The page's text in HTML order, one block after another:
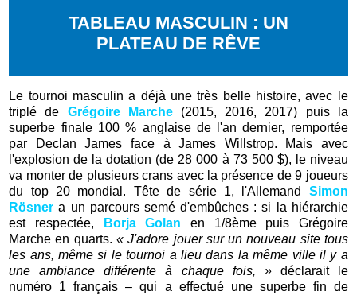
TABLEAU MASCULIN : UN
PLATEAU DE RÊVE
Le tournoi masculin a déjà une très belle histoire, avec le
triplé de Grégoire Marche(2015, 2016, 2017) puis la
superbe finale 100 % anglaise de l'an dernier, remportée
par Declan James face à James Willstrop. Mais avec
l'explosion de la dotation (de 28 000 à 73 500 $), le niveau
va monter de plusieurs crans avec la présence de 9 joueurs
du top 20 mondial. Tête de série 1, l'Allemand Simon
Rösner a un parcours semé d'embûches : si la hiérarchie
est respectée,
Borja Golan en 1/8ème puis Grégoire
Marche en quarts. « J'adore jouer sur un nouveau site tous
les ans, même si le tournoi a lieu dans la même ville il y a
une ambiance différente à chaque fois, » déclarait le
numéro 1 français – qui a effectué une superbe fin de